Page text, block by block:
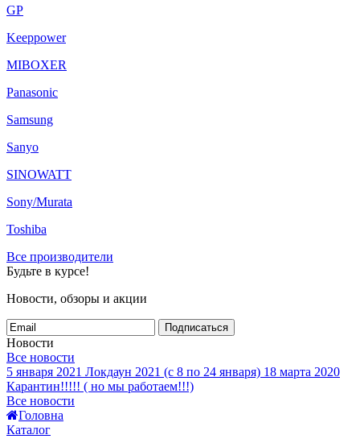
GP
Keeppower
MIBOXER
Panasonic
Samsung
Sanyo
SINOWATT
Sony/Murata
Toshiba
Все производители
Будьте в курсе!
Новости, обзоры и акции
Подписаться
Новости
Все новости
5 января 2021 Локдаун 2021 (с 8 по 24 января) 18 марта 2020
Карантин!!!!! ( но мы работаем!!!)
Все новости
Головна
Каталог